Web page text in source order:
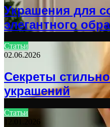
Украшения для
элегантного
Статьи
02.06.2026
Секреты
украшений
Статьи
12.01.2026